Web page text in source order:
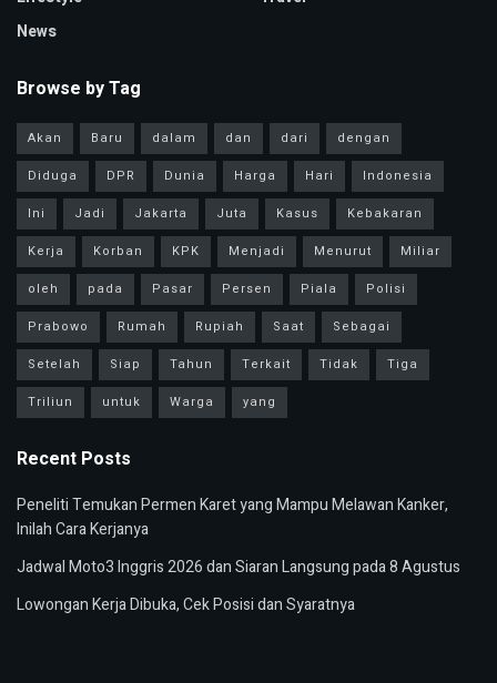
News
Browse by Tag
Akan Baru dalam dan dari
dengan
Diduga
DPR Dunia Harga Hari
Indonesia
Ini
Jadi Jakarta Juta Kasus
Kebakaran
Kerja
Korban KPK Menjadi Menurut
Miliar
oleh
pada Pasar Persen Piala
Polisi
Prabowo
Rumah Rupiah Saat
Sebagai
Setelah
Siap Tahun Terkait Tidak
Tiga
Triliun
untuk Warga yang
Recent Posts
Peneliti Temukan Permen Karet yang Mampu Melawan Kanker,
Inilah Cara Kerjanya
Jadwal Moto3 Inggris 2026 dan Siaran Langsung pada 8 Agustus
Lowongan Kerja Dibuka, Cek Posisi dan Syaratnya